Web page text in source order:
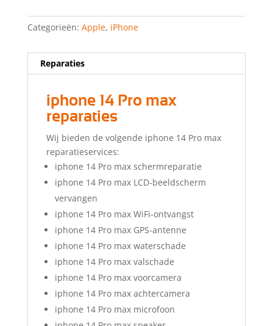
Categorieën: Apple, iPhone
Reparaties
iphone 14 Pro max
reparaties
Wij bieden de volgende iphone 14 Pro max
reparatieservices:
iphone 14 Pro max schermreparatie
iphone 14 Pro max LCD-beeldscherm
vervangen
iphone 14 Pro max WiFi-ontvangst
iphone 14 Pro max GPS-antenne
iphone 14 Pro max waterschade
iphone 14 Pro max valschade
iphone 14 Pro max voorcamera
iphone 14 Pro max achtercamera
iphone 14 Pro max microfoon